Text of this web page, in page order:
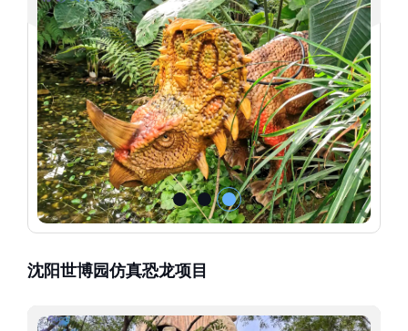
沈阳世博园仿真恐龙项目